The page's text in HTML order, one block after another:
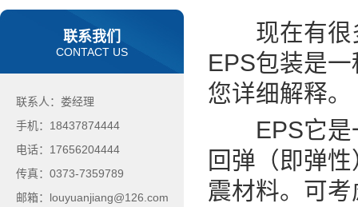
联系我们
CONTACT US
联系人：娄经理
手机：18437874444
电话：17656204444
传真：0373-7359789
邮箱：louyuanjiang@126.com
现在有很多
EPS包装是
您详细解释。
EPS它是一
回弹（即弹
震材料。可